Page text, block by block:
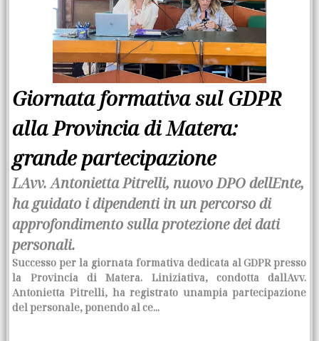
Giornata formativa sul GDPR
alla Provincia di Matera:
grande partecipazione
LAvv. Antonietta Pitrelli, nuovo DPO dellEnte,
ha guidato i dipendenti in un percorso di
approfondimento sulla protezione dei dati
personali.
Successo per la giornata formativa dedicata al GDPR presso
la Provincia di Matera. Liniziativa, condotta dallAvv.
Antonietta Pitrelli, ha registrato unampia partecipazione
del personale, ponendo al ce...